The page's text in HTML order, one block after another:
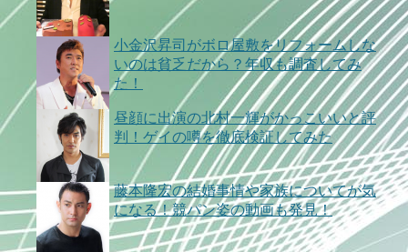
小金沢昇司がボロ屋敷をリフォームしな
いのは貧乏だから？年収も調査してみ
た！
昼顔に出演の北村一輝がかっこいいと評
判！ゲイの噂を徹底検証してみた
藤本隆宏の結婚事情や家族についてが気
になる！競パン姿の動画も発見！